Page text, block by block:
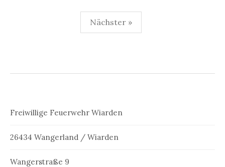
Seitennummerierung
Nächster »
Freiwillige Feuerwehr Wiarden
26434 Wangerland / Wiarden
Wangerstraße 9